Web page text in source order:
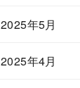
2025年5月
2025年4月